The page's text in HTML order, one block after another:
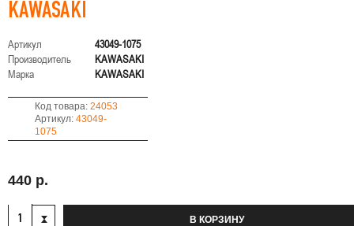
KAWASAKI
Артикул
43049-1075
Производитель
KAWASAKI
Марка
KAWASAKI
Код товара: 24053
Артикул: 43049-
1075
440 р.
В КОРЗИНУ